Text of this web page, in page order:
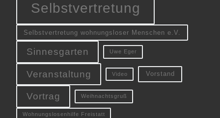
Selbstvertretung
Selbstvertretung wohnungsloser Menschen e.V.
Sinnesgarten Uwe Eger
Veranstaltung Video Vorstand
Vortrag Weihnachtsgruß
Wohnungslosenhilfe Freistatt